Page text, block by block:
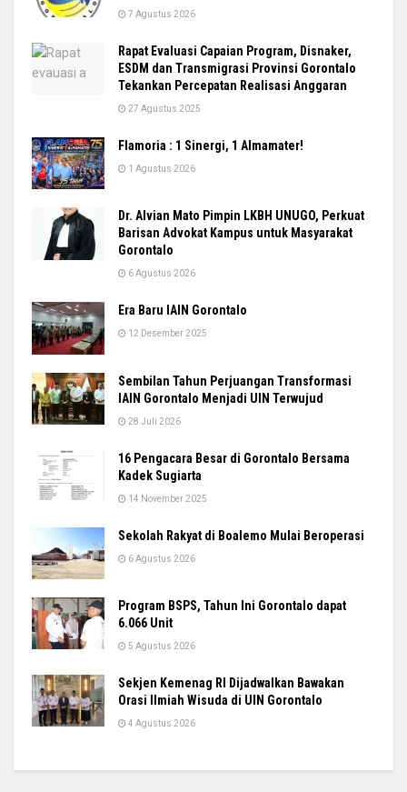
7 Agustus 2026
Rapat Evaluasi Capaian Program, Disnaker,
ESDM dan Transmigrasi Provinsi Gorontalo
Tekankan Percepatan Realisasi Anggaran
27 Agustus 2025
Flamoria : 1 Sinergi, 1 Almamater!
1 Agustus 2026
Dr. Alvian Mato Pimpin LKBH UNUGO, Perkuat
Barisan Advokat Kampus untuk Masyarakat
Gorontalo
6 Agustus 2026
Era Baru IAIN Gorontalo
12 Desember 2025
Sembilan Tahun Perjuangan Transformasi
IAIN Gorontalo Menjadi UIN Terwujud
28 Juli 2026
16 Pengacara Besar di Gorontalo Bersama
Kadek Sugiarta
14 November 2025
Sekolah Rakyat di Boalemo Mulai Beroperasi
6 Agustus 2026
Program BSPS, Tahun Ini Gorontalo dapat
6.066 Unit
5 Agustus 2026
Sekjen Kemenag RI Dijadwalkan Bawakan
Orasi Ilmiah Wisuda di UIN Gorontalo
4 Agustus 2026